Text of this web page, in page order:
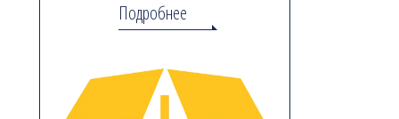
Подробнее